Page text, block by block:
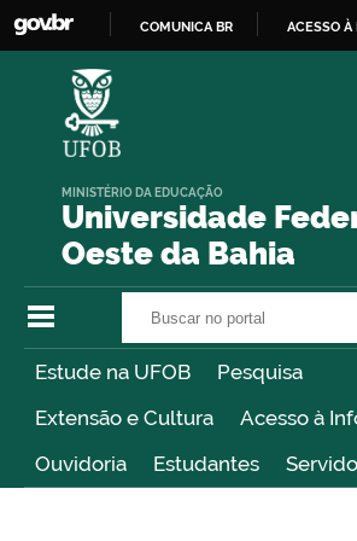
COMUNICA BR ACESSO À
Universidade
Oeste da Bahia
MINISTÉRIO DA EDUCAÇÃO
Estude na UFOB
Pesquisa
Extensão e Cultura
Acesso à
Ouvidoria
Estudantes